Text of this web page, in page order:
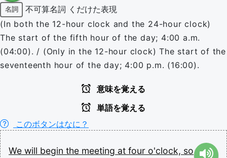
名詞 不可算名詞 くだけた表現
(In both the 12-hour clock and the 24-hour clock)
The start of the fifth hour of the day; 4:00 a.m.
(04:00). / (Only in the 12-hour clock) The start of the
seventeenth hour of the day; 4:00 p.m. (16:00).
意味を覚える
単語を覚える
このボタンはなに？
We will begin the meeting at four o'clock, so